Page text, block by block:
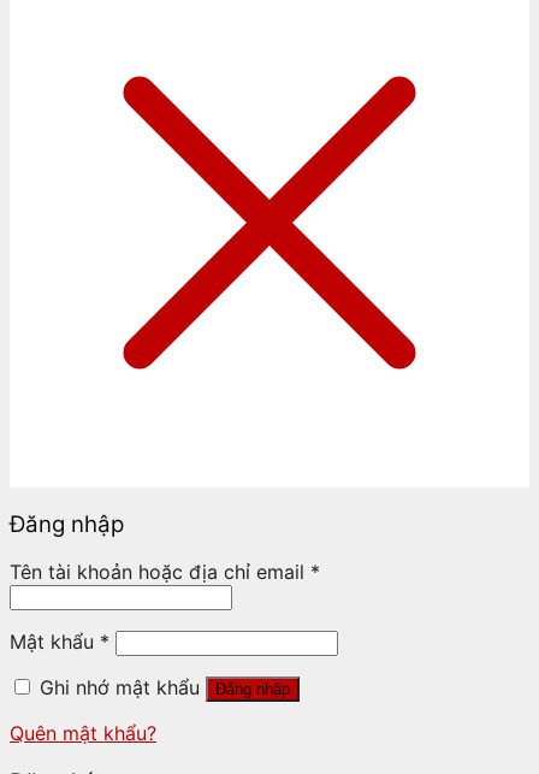
Đăng nhập
Tên tài khoản hoặc địa chỉ email *
Mật khẩu *
Ghi nhớ mật khẩu
Đăng nhập
Quên mật khẩu?